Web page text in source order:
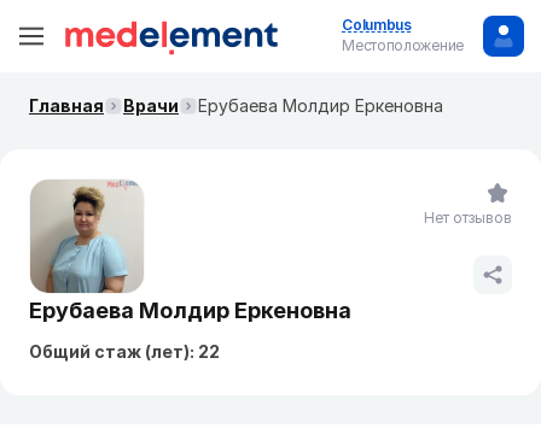
Columbus
Местоположение
Главная Врачи Ерубаева Молдир Еркеновна
Ерубаева Молдир Еркеновна
Общий стаж (лет): 22
Нет отзывов